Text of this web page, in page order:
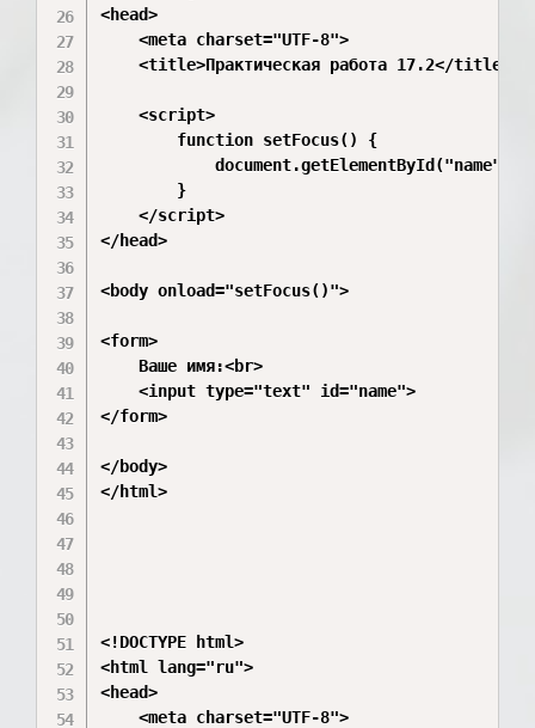
<head>
    <meta charset="UTF-8">
    <title>Практическая работа 17.2</title>
    <script>
        function setFocus() {
        }
    </script>
</head>
<body onload="setFocus()">
<form>
    Ваше имя:<br>
    <input type="text" id="name">
</form>
</body>
</html>
<!DOCTYPE html>
<html lang="ru">
<head>
    <meta charset="UTF-8">